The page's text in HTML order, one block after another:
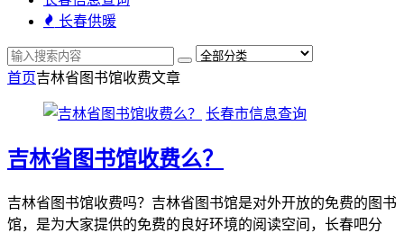
长春供暖
首页吉林省图书馆收费文章
长春市信息查询
吉林省图书馆收费么？
吉林省图书馆收费吗？吉林省图书馆是对外开放的免费的图书
馆，是为大家提供的免费的良好环境的阅读空间，长春吧分